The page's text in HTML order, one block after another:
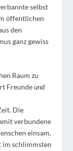
selbst
öffentlichen
den
ganz gewiss
Raum zu
Freundeund
Die
verbundene
einsam,
schlimmsten